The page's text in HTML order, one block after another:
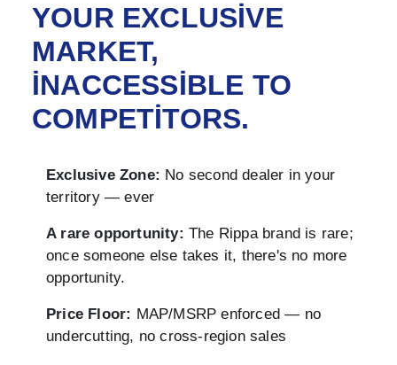
YOUR EXCLUSIVE
MARKET,
INACCESSIBLE TO
COMPETITORS.
Exclusive Zone: No second dealer in your
territory — ever
A rare opportunity: The Rippa brand is rare;
once someone else takes it, there's no more
opportunity.
Price Floor: MAP/MSRP enforced — no
undercutting, no cross-region sales